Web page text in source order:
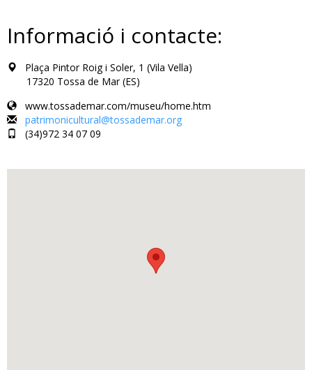
Informació i contacte:
Plaça Pintor Roig i Soler, 1 (Vila Vella)
17320 Tossa de Mar (ES)
www.tossademar.com/museu/home.htm
patrimonicultural@tossademar.org
(34)972 34 07 09